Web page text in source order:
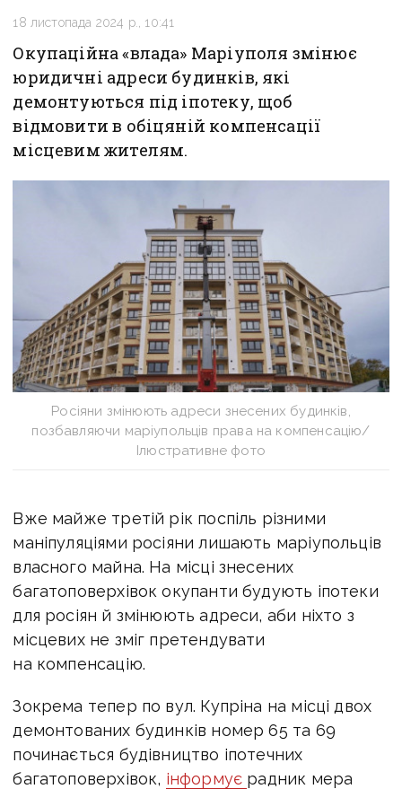
18 листопада 2024 р., 10:41
Окупаційна «влада» Маріуполя змінює
юридичні адреси будинків, які
демонтуються під іпотеку, щоб
відмовити в обіцяній компенсації
місцевим жителям.
Росіяни змінюють адреси знесених будинків,
позбавляючи маріупольців права на компенсацію/
Ілюстративне фото
Вже майже третій рік поспіль різними
маніпуляціями росіяни лишають маріупольців
власного майна. На місці знесених
багатоповерхівок окупанти будують іпотеки
для росіян й змінюють адреси, аби ніхто з
місцевих не зміг претендувати
на компенсацію.
Зокрема тепер по вул. Купріна на місці двох
демонтованих будинків номер 65 та 69
починається будівництво іпотечних
багатоповерхівок, інформує радник мера